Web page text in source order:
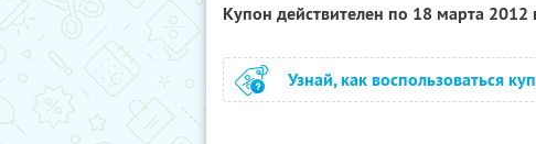
Купон действителен по 18 марта 2012
Узнай, как воспользоваться